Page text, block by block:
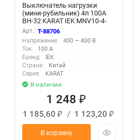
Выключатель нагрузки
(мини-рубильник) 4п 100А
ВН-32 KARAT IEK MNV10-4-
100
Арт.: T-88706
Напряжение:
400 — 400 В
Ток:
100 А
Бренд:
IEK
Страна:
Китай
Серия:
KARAT
В наличии
1 248 ₽
1 185,60 ₽ / 1 123,20 ₽
В корзину